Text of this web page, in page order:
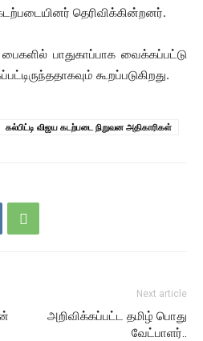
தெரிவிக்கின்றனர்.
பாதுகாப்பாக வைக்கப்பட்டு
கூறப்படுகிறது.
கல்பிட்டி விஜய கடற்படை நிறுவன அதிகாரிகள்
Next article
அறிவிக்கப்பட்ட தமிழ் பொது
வேட்பாளர்..